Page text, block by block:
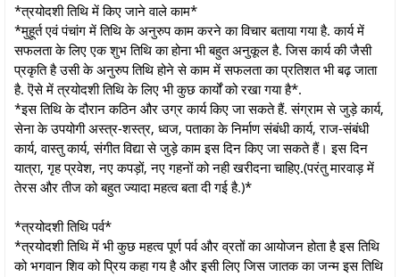
*त्रयोदशी तिथि में किए जाने वाले काम*
*मुहूर्त एवं पंचांग में तिथि के अनुरुप काम करने का विचार बताया गया है. कार्य में
सफलता के लिए एक शुभ तिथि का होना भी बहुत अनुकूल है. जिस कार्य की जैसी
प्रकृति है उसी के अनुरुप तिथि होने से काम में सफलता का प्रतिशत भी बढ़ जाता
है. ऎसे में त्रयोदशी तिथि के लिए भी कुछ कार्यों को रखा गया है*.
*इस तिथि के दौरान कठिन और उग्र कार्य किए जा सकते हैं. संग्राम से जुड़े कार्य,
सेना के उपयोगी अस्त्र-शस्त्र, ध्वज, पताका के निर्माण संबंधी कार्य, राज-संबंधी
कार्य, वास्तु कार्य, संगीत विद्या से जुड़े काम इस दिन किए जा सकते हैं। इस दिन
यात्रा, गृह प्रवेश, नए कपड़ों, नए गहनों को नही खरीदना चाहिए.(परंतु मारवाड़ में
तेरस और तीज को बहुत ज्यादा महत्व बता दी गई है.)*
*त्रयोदशी तिथि पर्व*
*त्रयोदशी तिथि में भी कुछ महत्व पूर्ण पर्व और व्रतों का आयोजन होता है इस तिथि
को भगवान शिव को प्रिय कहा गय है और इसी लिए जिस जातक का जन्म इस तिथि